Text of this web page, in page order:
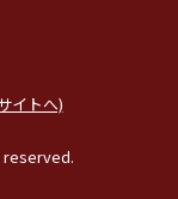
イトへ)
reserved.